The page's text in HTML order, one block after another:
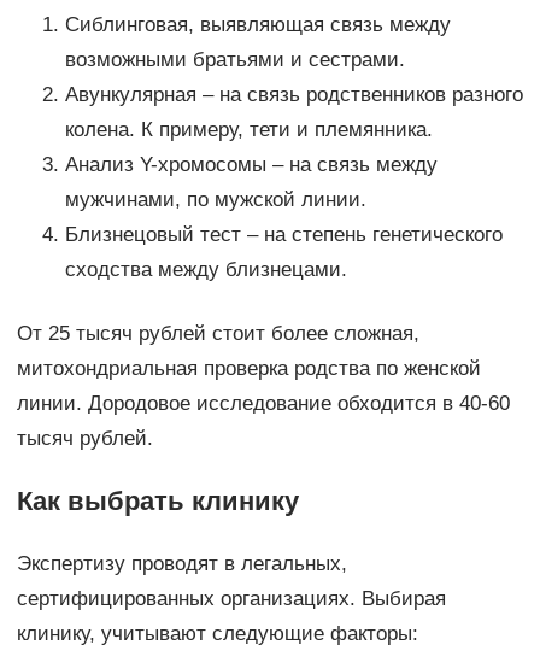
Сиблинговая, выявляющая связь между
возможными братьями и сестрами.
Авункулярная – на связь родственников разного
колена. К примеру, тети и племянника.
Анализ Y-хромосомы – на связь между
мужчинами, по мужской линии.
Близнецовый тест – на степень генетического
сходства между близнецами.
От 25 тысяч рублей стоит более сложная,
митохондриальная проверка родства по женской
линии. Дородовое исследование обходится в 40-60
тысяч рублей.
Как выбрать клинику
Экспертизу проводят в легальных,
сертифицированных организациях. Выбирая
клинику, учитывают следующие факторы: